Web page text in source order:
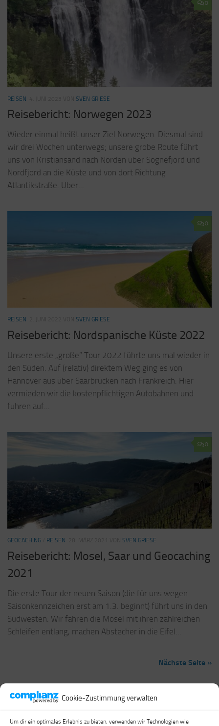
Cookie-Zustimmung verwalten
Um dir ein optimales Erlebnis zu bieten, verwenden wir Technologien wie
0
REISEN SVEN GRIESE
Reisebericht: Norwegen 2023
Wieder einmal heißt unser Ziel Norwegen. Diesmal sind
wir drei Wochen unterwegs; unsere grobe Route führt
uns von Kristiansand nach Norden über Sognefjord und
Nordfjord an die Küste und von dort Richtung
Atlantikstraße. Über...
0
REISEN SVEN GRIESE
Reisebericht: Nordspanische Küste 2022
Unsere erste „große“ Tour 2022 führte uns mal wieder in
den Süden. Auf (relativ) direktem Weg ging es von
Hannover aus über Saarbrücken nach Frankreich. Hier
vermieden wir die kostenpflichtigen Autobahnen und
fuhren auf...
0
GEOCACHING REISEN SVEN GRIESE
Reisebericht: Mosel, Saar und Geocaching
2021
Die erste Tour der neuen Saison (die für uns wegen
Saisonkennzeichen erst am 1.3. beginnt) führt uns in den
Südwesten. Wir fahren die Mosel mit ihren zahlreichen
Schleifen entlang, machen Abstecher in die Eifel...
Nächste Seite »
Travel & Cache © 2026. Alle Rechte vorbehalten.